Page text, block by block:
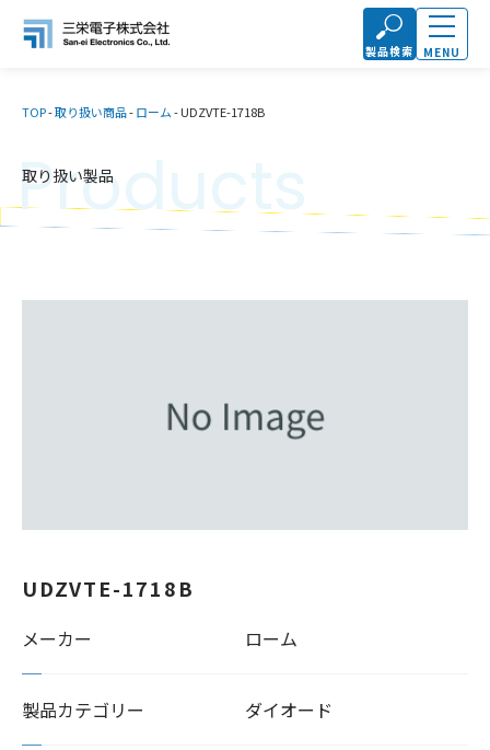
製品検索 MENU
TOP-取り扱い商品-ローム-UDZVTE-1718B
取り扱い製品
Products
UDZVTE-1718B
メーカー ローム
製品カテゴリー ダイオード